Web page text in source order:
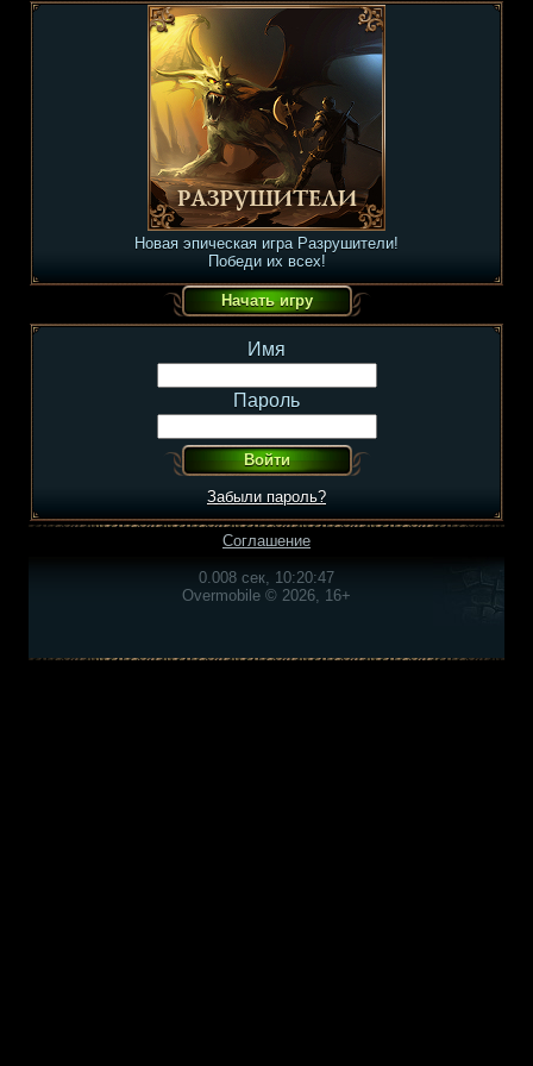
Новая эпическая игра Разрушители!
Победи их всех!
Имя
Пароль
Забыли пароль?
Соглашение
0.008 сек, 10:20:47
Overmobile © 2026, 16+